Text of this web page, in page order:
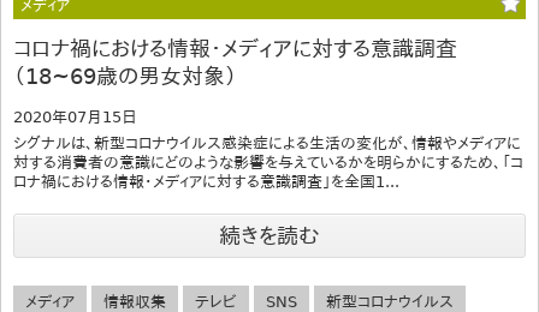
メディア
コロナ禍における情報・メディアに対する意識調査
（18~69歳の男女対象）
2020年07月15日
シグナルは、新型コロナウイルス感染症による生活の変化が、情報やメディアに
対する消費者の意識にどのような影響を与えているかを明らかにするため、「コ
ロナ禍における情報・メディアに対する意識調査」を全国1...
続きを読む
メディア 情報収集 テレビ SNS 新型コロナウイルス